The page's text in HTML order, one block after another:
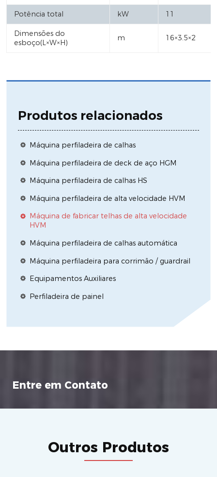
Potência total kW 11
Dimensões do
esboço(L×W×H)
m 16×3.5×2
Produtos relacionados
Máquina perfiladeira de calhas
Máquina perfiladeira de deck de aço HGM
Máquina perfiladeira de calhas HS
Máquina perfiladeira de alta velocidade HVM
Máquina de fabricar telhas de alta velocidade
HVM
Máquina perfiladeira de calhas automática
Máquina perfiladeira para corrimão / guardrail
Equipamentos Auxiliares
Perfiladeira de painel
Entre em Contato
Outros Produtos